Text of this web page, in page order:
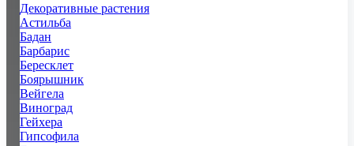
Декоративные растения
Астильба
Бадан
Барбарис
Бересклет
Боярышник
Вейгела
Виноград
Гейхера
Гипсофила